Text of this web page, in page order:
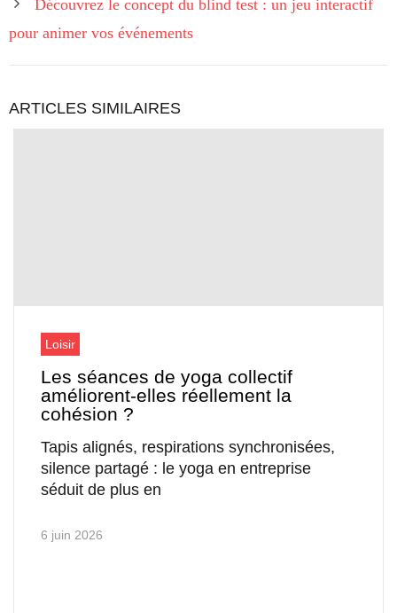
Découvrez le concept du blind test : un jeu interactif
pour animer vos événements
ARTICLES SIMILAIRES
Loisir
Les séances de yoga collectif
améliorent-elles réellement la
cohésion ?
Tapis alignés, respirations synchronisées,
silence partagé : le yoga en entreprise
séduit de plus en
6 juin 2026